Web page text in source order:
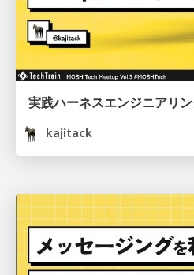
実践ハーネスエンジニアリ
kajitack